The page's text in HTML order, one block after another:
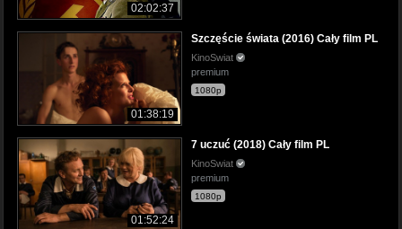
02:02:37
01:38:19
Szczęście świata (2016) Cały film PL
KinoSwiat
premium
1080p
01:52:24
7 uczuć (2018) Cały film PL
KinoSwiat
premium
1080p